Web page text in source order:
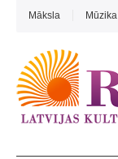
Māksla Mūzika